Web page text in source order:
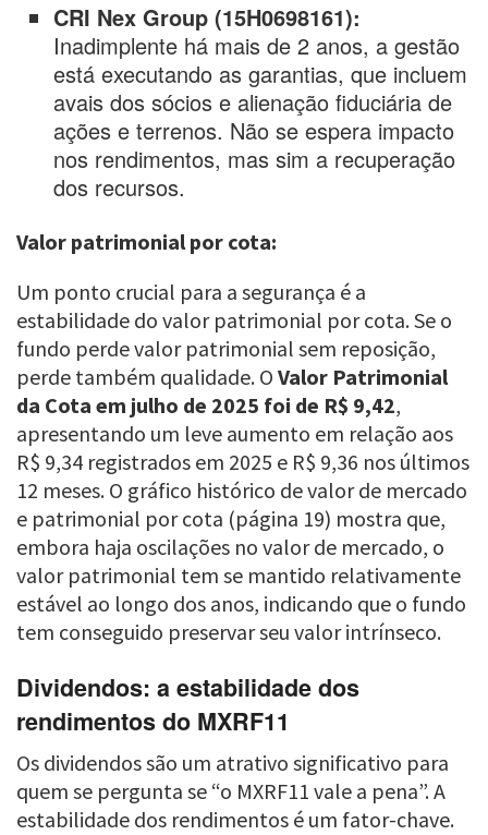
CRI Nex Group (15H0698161):
Inadimplente há mais de 2 anos, a gestão
está executando as garantias, que incluem
avais dos sócios e alienação fiduciária de
ações e terrenos. Não se espera impacto
nos rendimentos, mas sim a recuperação
dos recursos.
Valor patrimonial por cota:
Um ponto crucial para a segurança é a
estabilidade do valor patrimonial por cota. Se o
fundo perde valor patrimonial sem reposição,
perde também qualidade. O Valor Patrimonial
da Cota em julho de 2025 foi de R$ 9,42,
apresentando um leve aumento em relação aos
R$ 9,34 registrados em 2025 e R$ 9,36 nos últimos
12 meses. O gráfico histórico de valor de mercado
e patrimonial por cota (página 19) mostra que,
embora haja oscilações no valor de mercado, o
valor patrimonial tem se mantido relativamente
estável ao longo dos anos, indicando que o fundo
tem conseguido preservar seu valor intrínseco.
Dividendos: a estabilidade dos
rendimentos do MXRF11
Os dividendos são um atrativo significativo para
quem se pergunta se “o MXRF11 vale a pena”. A
estabilidade dos rendimentos é um fator-chave.